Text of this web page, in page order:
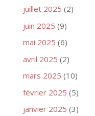
juillet 2025 (2)
juin 2025 (9)
mai 2025 (6)
avril 2025 (2)
mars 2025 (10)
février 2025 (5)
janvier 2025 (3)